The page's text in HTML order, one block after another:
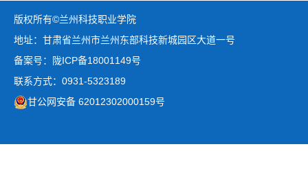
版权所有©兰州科技职业学院
地址：甘肃省兰州市兰州东部科技新城园区大道一号
备案号：陇ICP备18001149号
联系方式：0931-5323189
甘公网安备 62012302000159号